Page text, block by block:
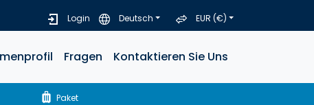
Login Deutsch EUR (€)
Fragen Kontaktieren Sie Uns
luggage Paket